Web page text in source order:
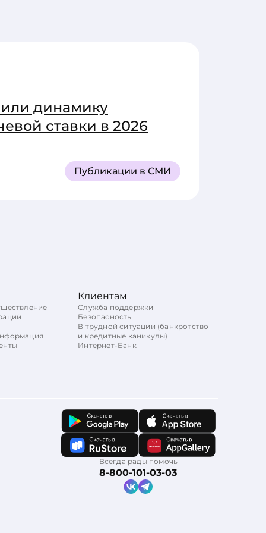
динамику
ставки в 2026
Публикации в СМИ
Клиентам
Служба поддержки
Безопасность
В трудной ситуации (банкротство
и кредитные каникулы)
Интернет-Банк
Всегда рады помочь
8-800-101-03-03